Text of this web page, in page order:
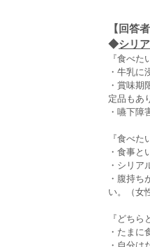
【回答
◆シリ
『食べた
・牛乳に
・賞味期
定品もあ
・嚥下障
『食べた
・食事と
・シリア
・腹持ち
い。（女
『どちら
・たまに